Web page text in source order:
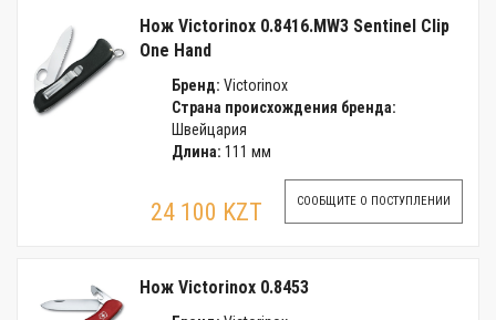
Нож Victorinox 0.8416.MW3 Sentinel Clip
One Hand
Бренд: Victorinox
Страна происхождения бренда:
Швейцария
Длина: 111 мм
24 100 KZT СООБЩИТЕ О ПОСТУПЛЕНИИ
Нож Victorinox 0.8453